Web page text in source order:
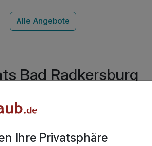
Bad Radkersburg
in Bad Radkersburg haben
Ihre Privatsphäre